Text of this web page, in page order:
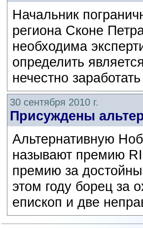
Начальник
региона Сконе
необходима
определить
нечестно
30 сентября 2010 г.
Присуждены
Альтернативную
называют премию
премию за
этом году борец за
епископ и две